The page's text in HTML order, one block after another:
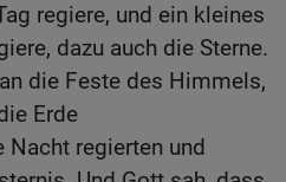
regiere, und ein kleines
dazu auch die Sterne.
die Feste des Himmels,
Erde
Nacht regierten und